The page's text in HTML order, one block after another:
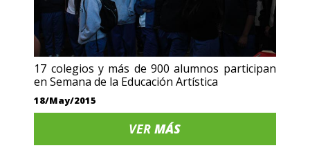
17 colegios y más de 900 alumnos participan
en Semana de la Educación Artística
18/May/2015
VERMÁS